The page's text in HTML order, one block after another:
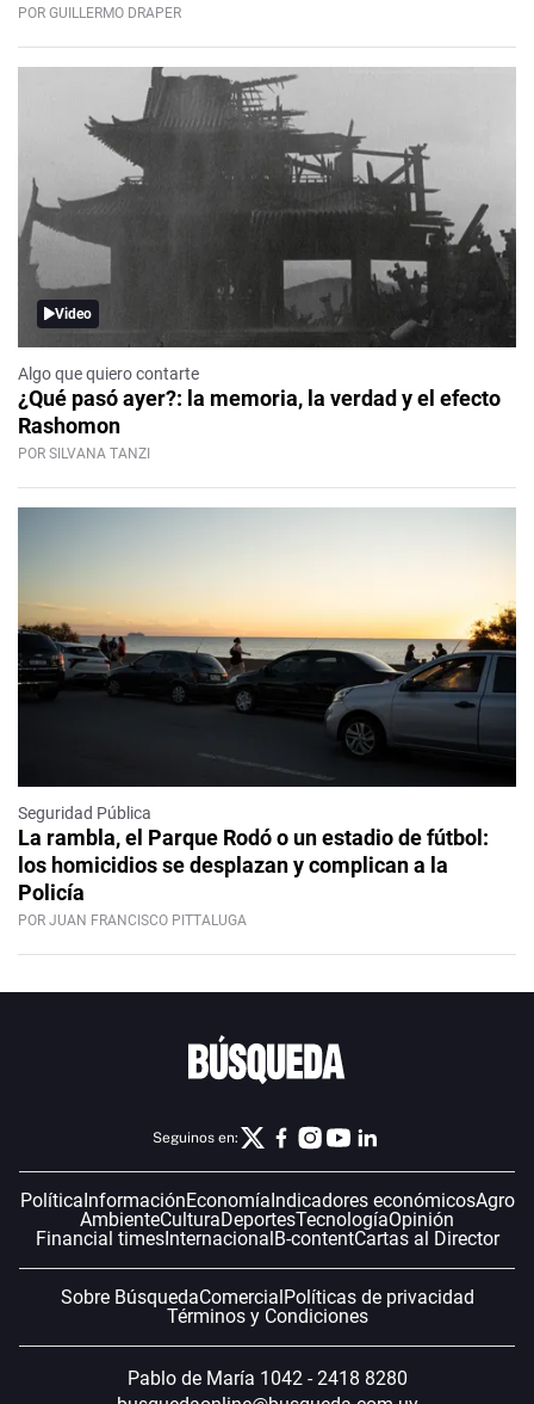
POR GUILLERMO DRAPER
Video
Algo que quiero contarte
¿Qué pasó ayer?: la memoria, la verdad y el efecto
Rashomon
POR SILVANA TANZI
Seguridad Pública
La rambla, el Parque Rodó o un estadio de fútbol:
los homicidios se desplazan y complican a la
Policía
POR JUAN FRANCISCO PITTALUGA
Seguinos en:
Política InformaciónEconomía Indicadores económicosAgro
AmbienteCulturaDeportesTecnologíaOpinión
Financial timesInternacional B-contentCartas al Director
Sobre BúsquedaComercial Políticas de privacidad
Términos y Condiciones
Pablo de María 1042 - 2418 8280